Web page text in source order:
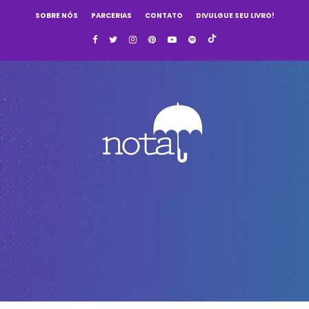
SOBRE NÓS PARCERIAS CONTATO DIVULGUE SEU LIVRO!